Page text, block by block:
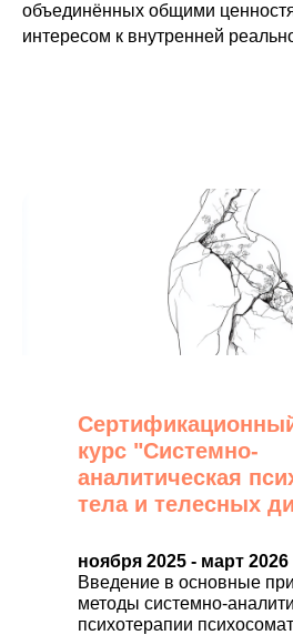
объединённых общими
интересом к внутренней
курс "Системно-
аналитическая
тела и телесных
ноября 2025 - март 2026
Введение в основные
методы системно-
психотерапии